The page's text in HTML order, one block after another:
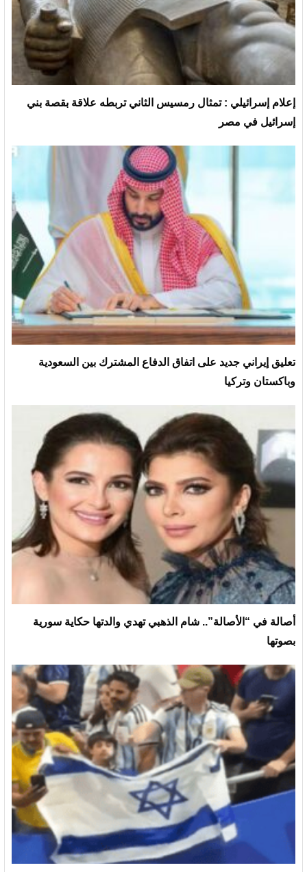
إعلام إسرائيلي : تمثال رمسيس الثاني تربطه علاقة بقصة بني
إسرائيل في مصر
تعليق إيراني جديد على اتفاق الدفاع المشترك بين السعودية
وباكستان وتركيا
أصالة في “الأصالة”.. شام الذهبي تهدي والدتها حكاية سورية
بصوتها